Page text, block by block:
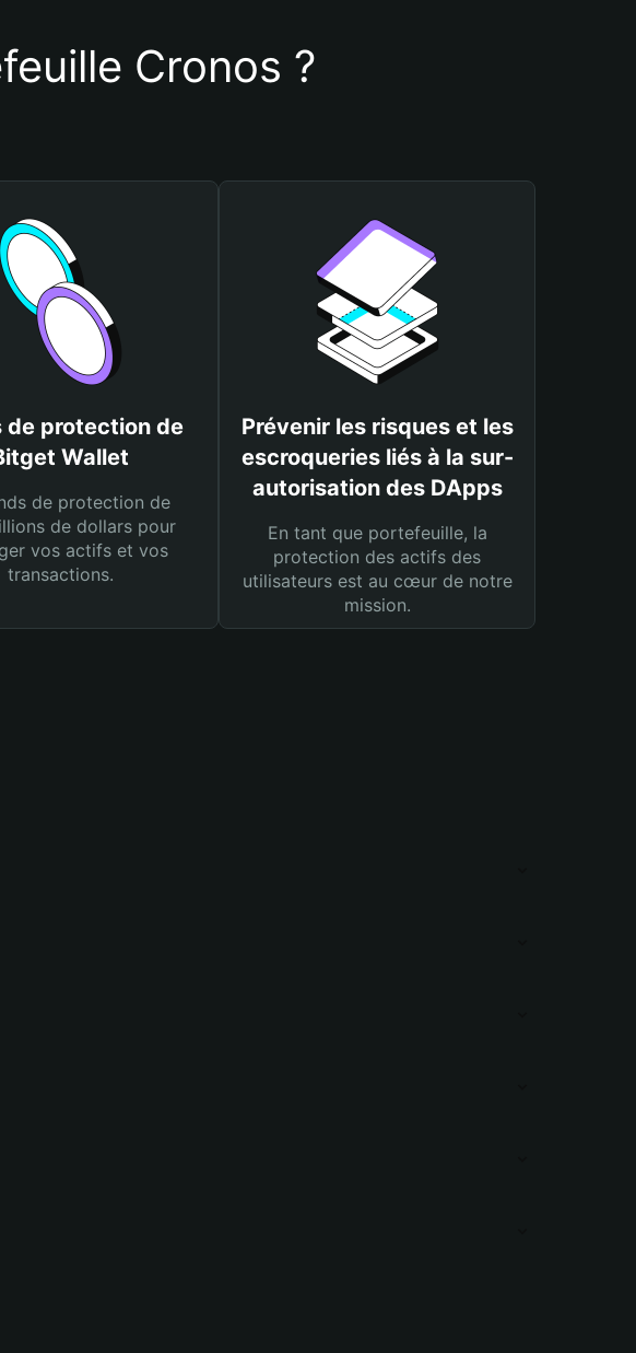
Cronos ?
de protection de
Wallet
de protection de
de dollars pour
vos actifs et vos
transactions.
Prévenir les risques et les
escroqueries liés à la sur-
autorisation des DApps
En tant que portefeuille, la
protection des actifs des
utilisateurs est au cœur de notre
mission.